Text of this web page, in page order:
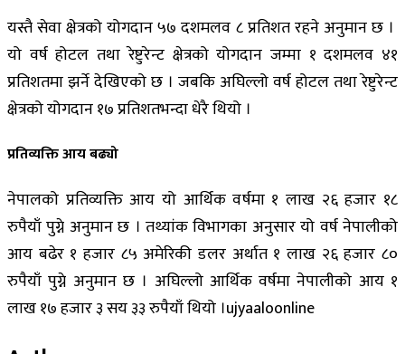
यस्तै सेवा क्षेत्रको योगदान ५७ दशमलव ८ प्रतिशत रहने अनुमान छ ।
यो वर्ष होटल तथा रेष्टुरेन्ट क्षेत्रको योगदान जम्मा १ दशमलव ४१
प्रतिशतमा झर्ने देखिएको छ । जबकि अघिल्लो वर्ष होटल तथा रेष्टुरेन्ट
क्षेत्रको योगदान १७ प्रतिशतभन्दा धेरै थियो ।
प्रतिव्यक्ति आय बढ्यो
नेपालको प्रतिव्यक्ति आय यो आर्थिक वर्षमा १ लाख २६ हजार १८
रुपैयाँ पुग्ने अनुमान छ । तथ्यांक विभागका अनुसार यो वर्ष नेपालीको
आय बढेर १ हजार ८५ अमेरिकी डलर अर्थात १ लाख २६ हजार ८०
रुपैयाँ पुग्ने अनुमान छ । अघिल्लो आर्थिक वर्षमा नेपालीको आय १
लाख १७ हजार ३ सय ३३ रुपैयाँ थियो ।ujyaaloonline